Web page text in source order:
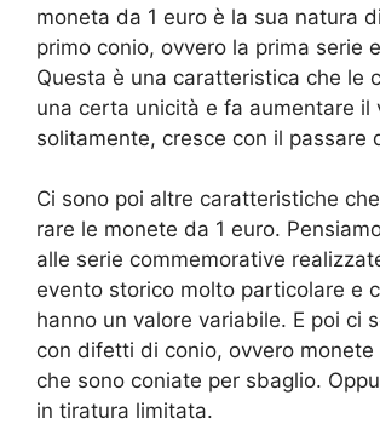
moneta da 1 euro è la sua natura
primo conio, ovvero la prima serie
Questa è una caratteristica che le
una certa unicità e fa aumentare il
solitamente, cresce con il passare
Ci sono poi altre caratteristiche
rare le monete da 1 euro.
alle serie commemorative
evento storico molto particolare e
hanno un valore variabile. E poi ci
con difetti di conio, ovvero monete
che sono coniate per sbaglio.
in tiratura limitata.